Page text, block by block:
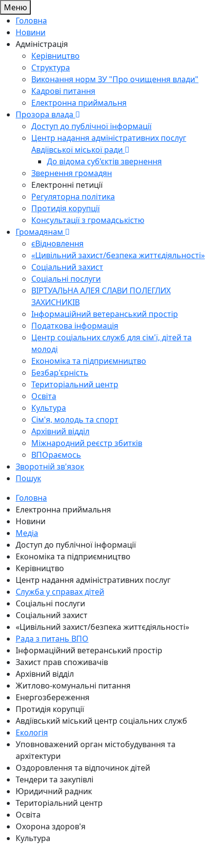
Меню
Головна
Новини
Адміністрація
Керівництво
Структура
Виконання норм ЗУ "Про очищення влади"
Кадрові питання
Електронна приймальня
Прозора влада
Доступ до публічної інформації
Центр надання адміністративних послуг
Авдіївської міської ради
До відома суб’єктів звернення
Звернення громадян
Електронні петиції
Регуляторна політика
Протидія корупції
Консультації з громадськістю
Громадянам
єВідновлення
«Цивільний захист/безпека життєдіяльності»
Соціальний захист
Соціальні послуги
ВІРТУАЛЬНА АЛЕЯ СЛАВИ ПОЛЕГЛИХ
ЗАХИСНИКІВ
Інформаційний ветеранський простір
Податкова інформація
Центр соціальних служб для сім'ї, дітей та
молоді
Економіка та підприємництво
Безбар'єрність
Територіальний центр
Освіта
Культура
Сім'я, молодь та спорт
Архівний відділ
Міжнародний реєстр збитків
ВПОраємось
Зворотній зв'язок
Пошук
Головна
Електронна приймальня
Новини
Медіа
Доступ до публічної інформації
Економіка та підприємництво
Керівництво
Центр надання адміністративних послуг
Служба у справах дітей
Соціальні послуги
Соціальний захист
«Цивільний захист/безпека життєдіяльності»
Рада з питань ВПО
Інформаційний ветеранський простір
Захист прав споживачів
Архівний відділ
Житлово-комунальні питання
Енергозбереження
Протидія корупції
Авдіївський міський центр соціальних служб
Екологія
Уповноважений орган містобудування та
архітектури
Оздоровлення та відпочинок дітей
Тендери та закупівлі
Юридичний радник
Територіальний центр
Освіта
Охорона здоров'я
Культура